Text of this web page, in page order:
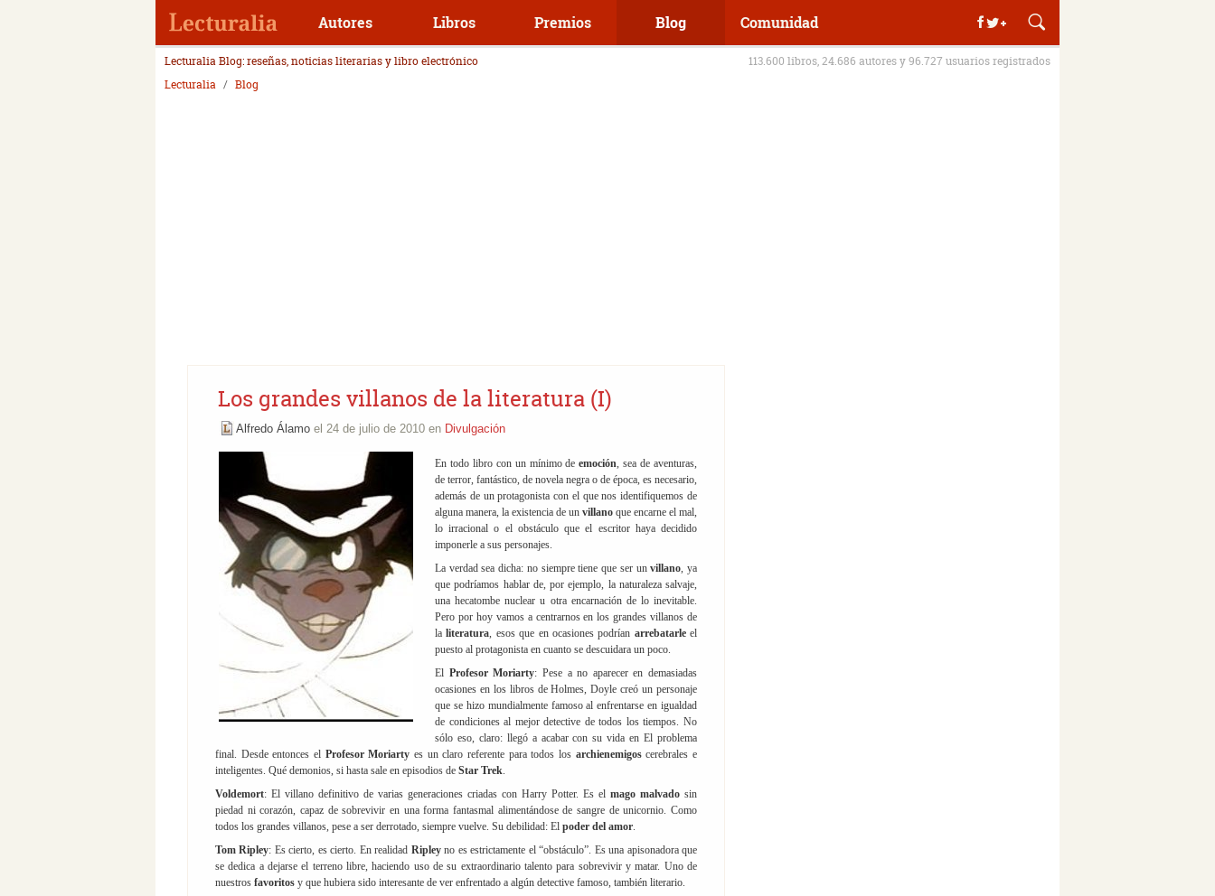
Autores Libros Premios Blog Comunidad
Lecturalia Blog: reseñas, noticias literarias y libro electrónico
113.600 libros, 24.686 autores y 96.727 usuarios registrados
Lecturalia
Blog
Los grandes villanos de la literatura (I)
Alfredo Álamo el 24 de julio de 2010 en Divulgación
En todo libro con un mínimo deemoción, sea de aventuras,
de terror, fantástico, de novela negra o de época, es necesario,
además de un protagonista con el que nos identifiquemos de
alguna manera, la existencia de un villano que encarne el mal,
lo irracional o el obstáculo que el escritor haya decidido
imponerle a sus personajes.
La verdad sea dicha: no siempre tiene que ser unvillano, ya
que podríamos hablar de, por ejemplo, la naturaleza salvaje,
una hecatombe nuclear u otra encarnación de lo inevitable.
Pero por hoy vamos a centrarnos en los grandes villanos de
laliteratura, esos que en ocasiones podrían arrebatarle el
puesto al protagonista en cuanto se descuidara un poco.
El Profesor Moriarty: Pese a no aparecer en demasiadas
ocasiones en los libros de Holmes, Doyle creó un personaje
que se hizo mundialmente famoso al enfrentarse en igualdad
de condiciones al mejor detective de todos los tiempos. No
sólo eso, claro: llegó a acabar con su vida en El problema
final. Desde entonces el Profesor Moriartyes un claro referente para todos los archienemigoscerebrales e
inteligentes. Qué demonios, si hasta sale en episodios de Star Trek.
Voldemort: El villano definitivo de varias generaciones criadas con Harry Potter. Es el mago malvado sin
piedad ni corazón, capaz de sobrevivir en una forma fantasmal alimentándose de sangre de unicornio. Como
todos los grandes villanos, pese a ser derrotado, siempre vuelve. Su debilidad: El poder del amor.
Tom Ripley: Es cierto, es cierto. En realidad Ripleyno es estrictamente el “obstáculo”. Es una apisonadora que
se dedica a dejarse el terreno libre, haciendo uso de su extraordinario talento para sobrevivir y matar. Uno de
nuestros favoritos y que hubiera sido interesante de ver enfrentado a algún detective famoso, también literario.